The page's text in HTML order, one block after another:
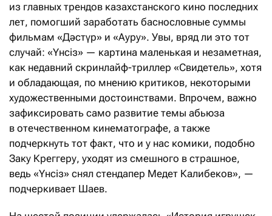
из главных трендов казахстанского кино последних
лет, помогший заработать баснословные суммы
фильмам «Дәстүр» и «Ауру». Увы, вряд ли это тот
случай: «Үнсіз» — картина маленькая и незаметная,
как недавний скринлайф-триллер «Свидетель», хотя
и обладающая, по мнению критиков, некоторыми
художественными достоинствами. Впрочем, важно
зафиксировать само развитие темы абьюза
в отечественном кинематографе, а также
подчеркнуть тот факт, что и у нас комики, подобно
Заку Креггеру, уходят из смешного в страшное,
ведь «Үнсіз» снял стендапер Медет Калибеков», —
подчеркивает Шаев.